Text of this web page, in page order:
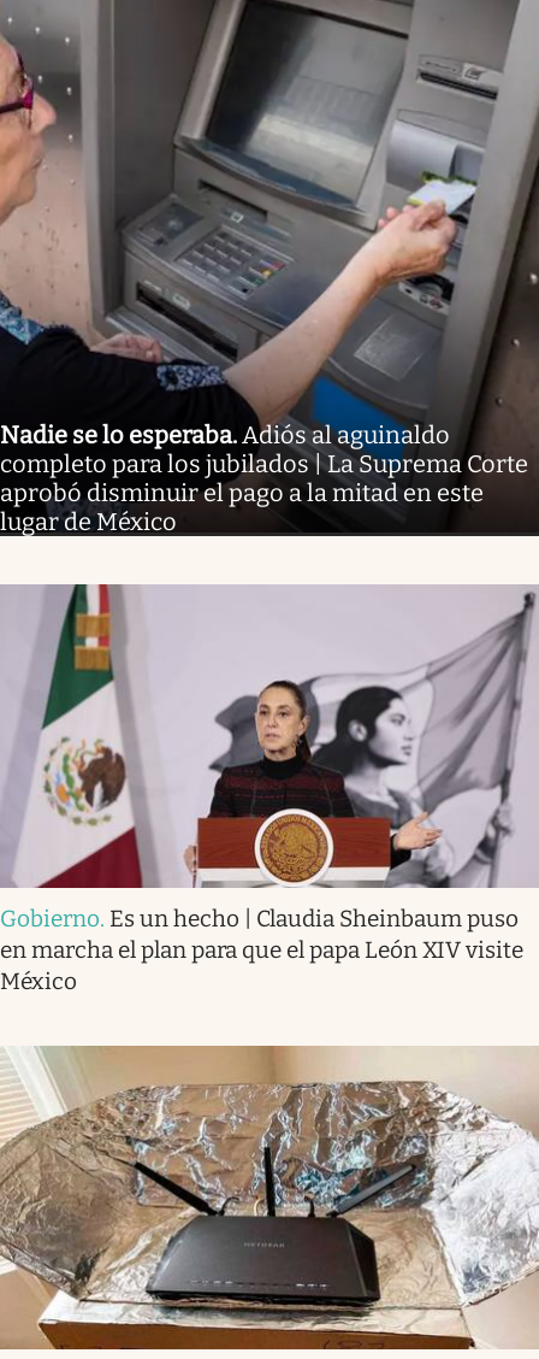
Nadie se lo esperaba.Adiós al aguinaldo
completo para los jubilados | La Suprema Corte
aprobó disminuir el pago a la mitad en este
lugar de México
Gobierno. Es un hecho | Claudia Sheinbaum puso
en marcha el plan para que el papa León XIV visite
México